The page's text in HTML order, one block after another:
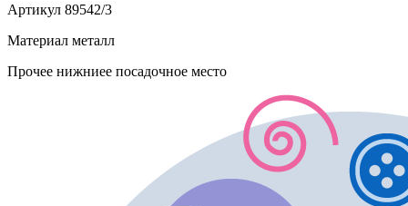
Артикул 89542/3
Материал металл
Прочее нижниее посадочное место